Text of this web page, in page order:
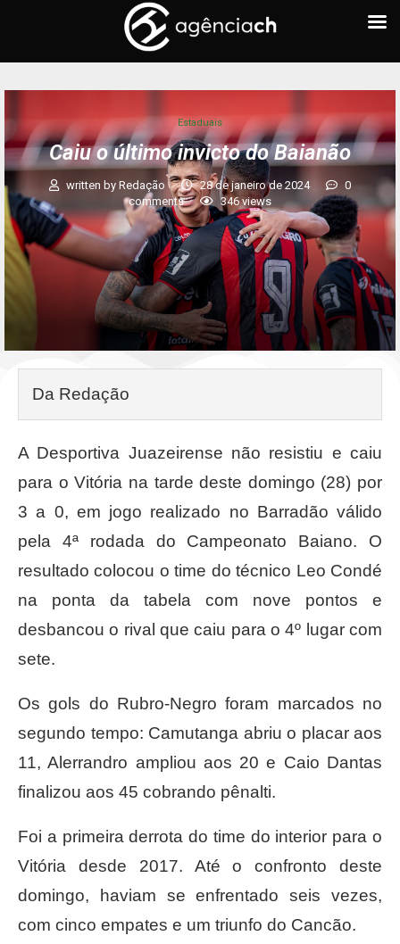
Estaduais
Caiu o último invicto do Baianão
written by Redação 28 de janeiro de 2024
0
comments
346views
Da Redação
A Desportiva Juazeirense não resistiu e caiu
para o Vitória na tarde deste domingo (28) por
3 a 0, em jogo realizado no Barradão válido
pela 4ª rodada do Campeonato Baiano. O
resultado colocou o time do técnico Leo Condé
na ponta da tabela com nove pontos e
desbancou o rival que caiu para o 4º lugar com
sete.
Os gols do Rubro-Negro foram marcados no
segundo tempo: Camutanga abriu o placar aos
11, Alerrandro ampliou aos 20 e Caio Dantas
finalizou aos 45 cobrando pênalti.
Foi a primeira derrota do time do interior para o
Vitória desde 2017. Até o confronto deste
domingo, haviam se enfrentado seis vezes,
com cinco empates e um triunfo do Cancão.